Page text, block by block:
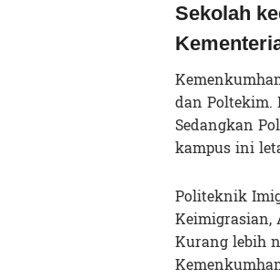
Sekolah
dan Poltekim.
Sedangkan
kampus ini
Politeknik
Keimigrasian,
Kurang lebih